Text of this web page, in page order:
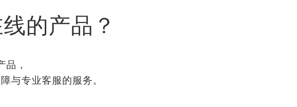
的产品？
品，
与专业客服的服务。